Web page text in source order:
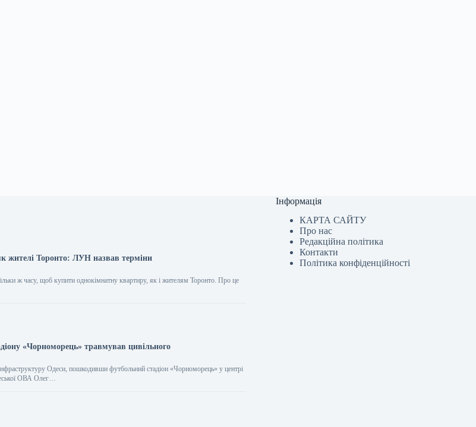
жителі Торонто: ЛУН назвав терміни
ж часу, щоб купити однокімнатну квартиру, як і жителям Торонто. Про це
«Чорноморець» травмував цивільного
інфраструктуру Одеси, пошкодивши футбольний стадіон «Чорноморець» у центрі
ОВА Олег…
Інформація
КАРТА САЙТУ
Про нас
Редакційна політика
Контакти
Політика конфіденційності